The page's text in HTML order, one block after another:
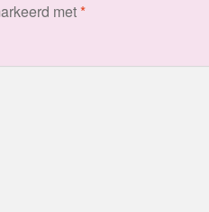
met*